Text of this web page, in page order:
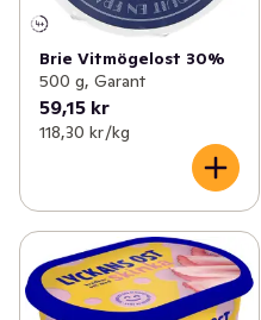
Brie Vitmögelost 30%
500 g, Garant
59,15 kr
118,30 kr /kg